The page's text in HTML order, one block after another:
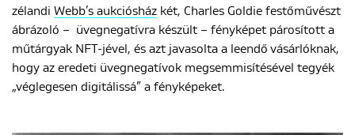
zélandi Webb’s aukciósház két, Charles Goldie festőművészt
ábrázoló – üvegnegatívra készült – fényképet párosított a
műtárgyak NFT-jével, és azt javasolta a leendő vásárlóknak,
hogy az eredeti üvegnegatívok megsemmisítésével tegyék
„véglegesen digitálissá” a fényképeket.